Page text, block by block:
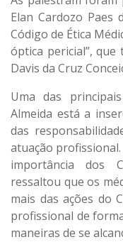
Elan Cardozo Paes
Código de Ética
óptica pericial”,
Davis da Cruz
Uma das
Almeida está a
das
atuação
importância dos
ressaltou que os
mais das ações do
profissional de
maneiras de se